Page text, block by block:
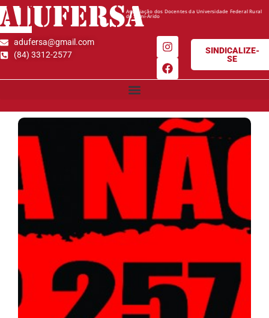
ADUFERSAAssociação dos Docentes da Universidade Federal Rural
do Semi-Árido
adufersa@gmail.com
(84) 3312-2577
SINDICALIZE-
SE